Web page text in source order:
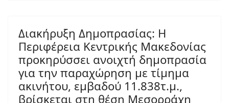
Διακήρυξη Δημοπρασίας: Η
Περιφέρεια Κεντρικής Μακεδονίας
προκηρύσσει ανοιχτή δημοπρασία
για την παραχώρηση με τίμημα
ακινήτου, εμβαδού 11.838τ.μ.,
βρίσκεται στη θέση Μεσορράχη